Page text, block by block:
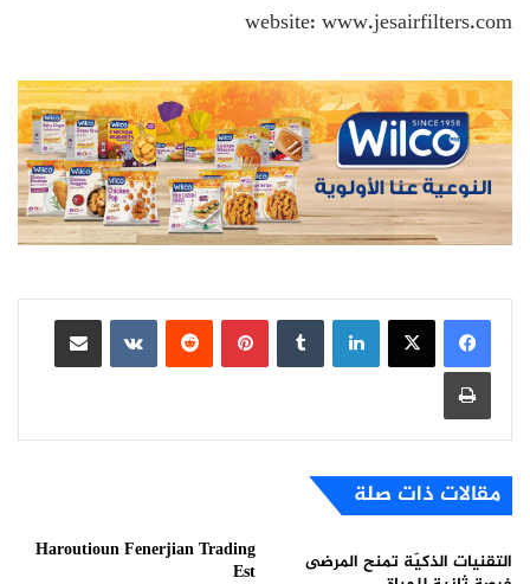
website: www.jesairfilters.com
لينكدإن بينتيريست
مشاركة عبر البريد
طباعة
مقالات ذات صلة
التقنيات الذكيّة تمنح المرضى
Haroutioun Fenerjian Trading
Est